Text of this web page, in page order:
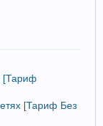
[Тариф
[Тариф Без